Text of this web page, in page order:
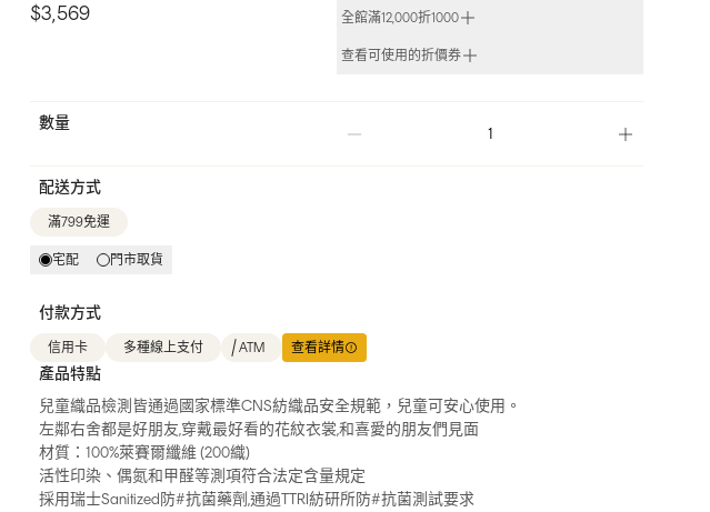
$3,569 全館滿12,000折1000
查看可使用的折價券
數量
配送方式
滿799免運
宅配 門市取貨
付款方式
信用卡 多種線上支付 ATM 查看詳情
產品特點
兒童織品檢測皆通過國家標準CNS紡織品安全規範，兒童可安心使用。
左鄰右舍都是好朋友,穿戴最好看的花紋衣裳,和喜愛的朋友們見面
材質：100%萊賽爾纖維 (200織)
活性印染、偶氮和甲醛等測項符合法定含量規定
採用瑞士Sanitized防#抗菌藥劑,通過TTRI紡研所防#抗菌測試要求